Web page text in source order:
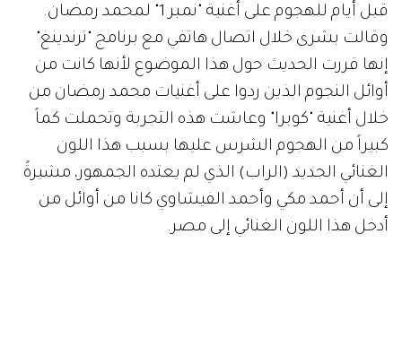
قبل أيام للهجوم على أغنية "نمبر 1" لمحمد رمضان.
وقالت بشرى خلال اتصال هاتفي مع برنامج "ترندينغ"
إنها قررت الحديث حول هذا الموضوع لأنها كانت من
أوائل النجوم الذين ردوا على أغنيات محمد رمضان من
خلال أغنية "كوبرا" وعاشت هذه التجربة وتحملت كماً
كبيراً من الهجوم الشرس عليها بسبب هذا اللون
الغنائي الجديد (الراب) الذي لم يعتده الجمهور، مشيرةً
إلى أن أحمد مكي وأحمد الفيشاوي كانا من أوائل من
أدخل هذا اللون الغنائي إلى مصر.